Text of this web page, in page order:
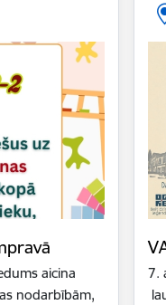
aicina
nodarbībām,
7.